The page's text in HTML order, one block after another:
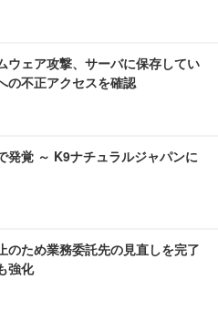
ウェア攻撃、サーバに保存してい
の不正アクセスを確認
発覚 ～ K9ナチュラルジャパンに
のため業務委託先の見直しを完了
強化